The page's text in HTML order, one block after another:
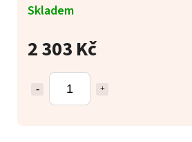
2 303 Kč
Skladem